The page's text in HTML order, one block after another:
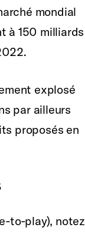
mondial
à 150 milliards
explosé
par ailleurs
proposés en
to-play), notez